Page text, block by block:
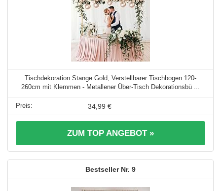
Tischdekoration Stange Gold, Verstellbarer Tischbogen 120-
260cm mit Klemmen - Metallener Über-Tisch Dekorationsbü ...
34,99 €
ZUM TOP ANGEBOT »
9